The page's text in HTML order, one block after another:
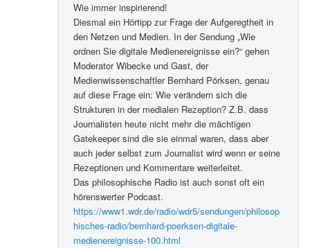
Wie immer inspirierend!
Diesmal ein Hörtipp zur Frage der Aufgeregtheit in
den Netzen und Medien. In der Sendung „Wie
ordnen Sie digitale Medienereignisse ein?“ gehen
Moderator Wibecke und Gast, der
Medienwissenschaftler Bernhard Pörksen, genau
auf diese Frage ein: Wie verändern sich die
Strukturen in der medialen Rezeption? Z.B. dass
Journalisten heute nicht mehr die mächtigen
Gatekeeper sind die sie einmal waren, dass aber
auch jeder selbst zum Journalist wird wenn er seine
Rezeptionen und Kommentare weiterleitet.
Das philosophische Radio ist auch sonst oft ein
hörenswerter Podcast.
https://www1.wdr.de/radio/wdr5/sendungen/philosop
hisches-radio/bernhard-poerksen-digitale-
medienereignisse-100.html